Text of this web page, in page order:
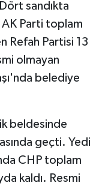
sandıkta
AK Parti toplam
Refah Partisi 13
olmayan
belediye
beldesinde
geçti. Yedi
CHP toplam
kaldı. Resmi